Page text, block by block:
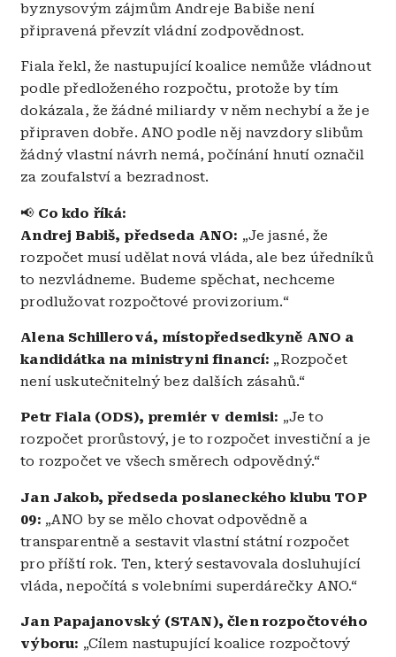
byznysovým zájmům Andreje Babiše není
připravená převzít vládní zodpovědnost.
Fiala řekl, že nastupující koalice nemůže vládnout
podle předloženého rozpočtu, protože by tím
dokázala, že žádné miliardy v něm nechybí a že je
připraven dobře. ANO podle něj navzdory slibům
žádný vlastní návrh nemá, počínání hnutí označil
za zoufalství a bezradnost.
📢 Co kdo říká:
Andrej Babiš, předseda ANO: „Je jasné, že
rozpočet musí udělat nová vláda, ale bez úředníků
to nezvládneme. Budeme spěchat, nechceme
prodlužovat rozpočtové provizorium.“
Alena Schillerová, místopředsedkyně ANO a
kandidátka na ministryni financí: „Rozpočet
není uskutečnitelný bez dalších zásahů.“
Petr Fiala (ODS), premiér v demisi: „Je to
rozpočet prorůstový, je to rozpočet investiční a je
to rozpočet ve všech směrech odpovědný.“
Jan Jakob, předseda poslaneckého klubu TOP
09: „ANO by se mělo chovat odpovědně a
transparentně a sestavit vlastní státní rozpočet
pro příští rok. Ten, který sestavovala dosluhující
vláda, nepočítá s volebními superdárečky ANO.“
Jan Papajanovský (STAN), člen rozpočtového
výboru: „Cílem nastupující koalice rozpočtový